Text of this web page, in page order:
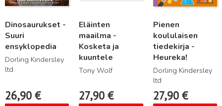
Dinosaurukset -
Suuri
ensyklopedia
Dorling Kindersley
ltd
26,90 €
Eläinten
maailma -
Kosketa ja
kuuntele
Tony Wolf
27,90€
Pienen
koululaisen
tiedekirja -
Heureka!
Dorling Kindersley
ltd
27,90 €